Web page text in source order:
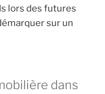
lors des futures
sur un
dans